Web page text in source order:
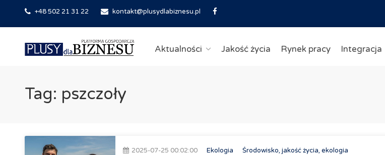
+48 502 21 31 22 kontakt@plusydlabiznesu.pl
Aktualności Jakość życia Rynek pracy Integracja
Tag: pszczoły
2025-07-25 00:02:00 Ekologia Środowisko, jakość życia, ekologia